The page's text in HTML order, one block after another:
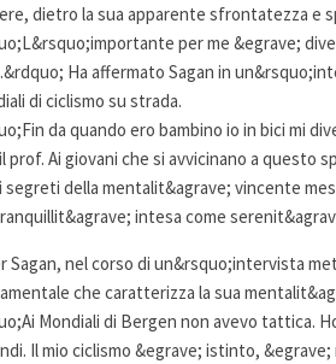
dietro la sua apparente sfrontatezza e
per me &egrave;
Ha affermato Sagan in
di ciclismo su strada.
da quando ero bambino io in bici mi
prof. Ai giovani che si avvicinano a questo
segreti della mentalit&agrave; vincente
intesa come
Sagan, nel corso di un&rsquo;intervista
che caratterizza la sua
Mondiali di Bergen non avevo tattica.
Il mio ciclismo &egrave; istinto,